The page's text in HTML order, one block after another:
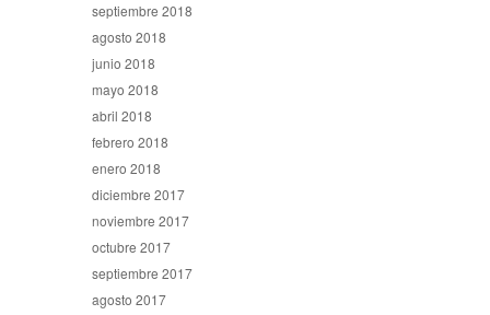
septiembre 2018
agosto 2018
junio 2018
mayo 2018
abril 2018
febrero 2018
enero 2018
diciembre 2017
noviembre 2017
octubre 2017
septiembre 2017
agosto 2017